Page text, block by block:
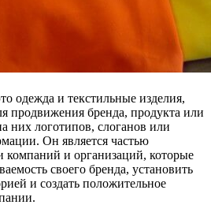
одежда и текстильные изделия,
продвижения бренда, продукта или
них логотипов, слоганов или
Он является частью
компаний и организаций, которые
своего бренда, установить
и создать положительное